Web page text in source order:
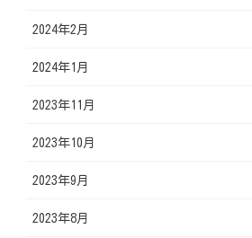
2024年2月
2024年1月
2023年11月
2023年10月
2023年9月
2023年8月